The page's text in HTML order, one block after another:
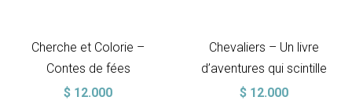
Cherche et Colorie –
Contes de fées
$ 12.000
Chevaliers – Un livre
d’aventures qui scintille
$ 12.000